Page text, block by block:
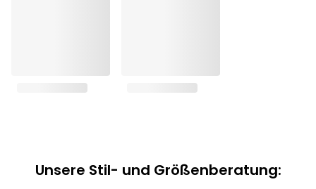
Unsere Stil- und Größenberatung: